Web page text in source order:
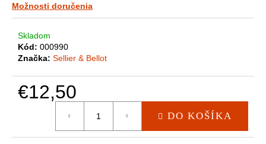
Možnosti doručenia
Skladom
Kód: 000990
Značka: Sellier & Bellot
€12,50
DO KOŠÍKA
p
o
ú
č
a
m